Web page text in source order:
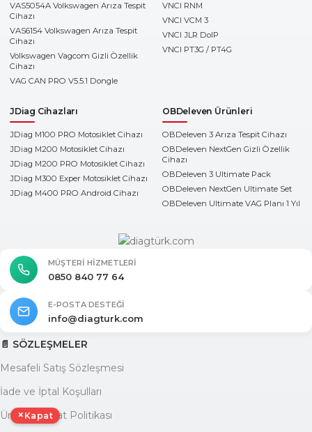
VAS5054A Volkswagen Arıza Tespit
Cihazı
VAS6154 Volkswagen Arıza Tespit
Cihazı
Volkswagen Vagcom Gizli Özellik
Cihazı
VAG CAN PRO V5.5.1 Dongle
VNCI RNM
VNCI VCM 3
VNCI JLR DoIP
VNCI PT3G / PT4G
JDiag Cihazları
JDiag M100 PRO Motosiklet Cihazı
JDiag M200 Motosiklet Cihazı
JDiag M200 PRO Motosiklet Cihazı
JDiag M300 Exper Motosiklet Cihazı
JDiag M400 PRO Android Cihazı
OBDeleven Ürünleri
OBDeleven 3 Arıza Tespit Cihazı
OBDeleven NextGen Gizli Özellik
Cihazı
OBDeleven 3 Ultimate Pack
OBDeleven NextGen Ultimate Set
OBDeleven Ultimate VAG Planı 1 Yıl
MÜŞTERI HIZMETLERI
0850 840 77 64
E-POSTA DESTEĞI
info@diagturk.com
📄 SÖZLEŞMELER
Mesafeli Satış Sözleşmesi
İade ve İptal Koşulları
Ürün Teslimat Politikası
× Kapat